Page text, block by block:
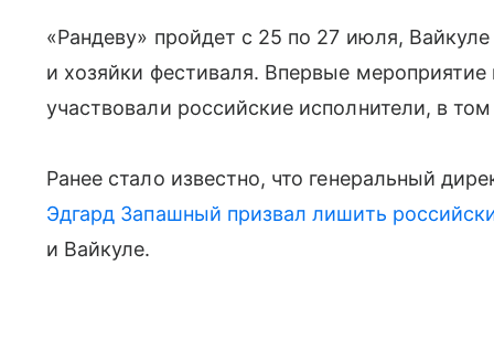
«Рандеву» пройдет с 25 по 27 июля,
и хозяйки фестиваля. Впервые мероприятие
участвовали российские исполнители, в
Ранее стало известно, что генеральный
Эдгард Запашный призвал лишить
и Вайкуле.